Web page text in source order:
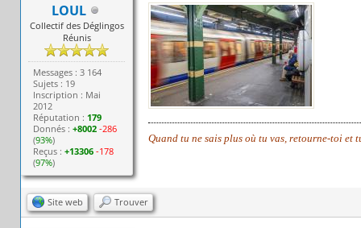
LOUL
Collectif des Déglingos
Réunis
Messages : 3 164
Sujets : 19
Inscription : Mai
2012
Réputation : 179
Donnés :+8002 -286
(93%)
Reçus :+13306 -178
(97%)
Quand tu ne sais plus où tu vas, retourne-toi
Site web Trouver